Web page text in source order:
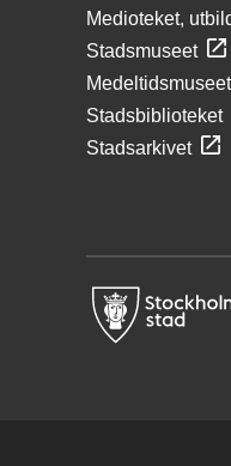
Medioteket,
Stadsmuseet
Medeltidsmuseet
Stadsbiblioteket
Stadsarkivet